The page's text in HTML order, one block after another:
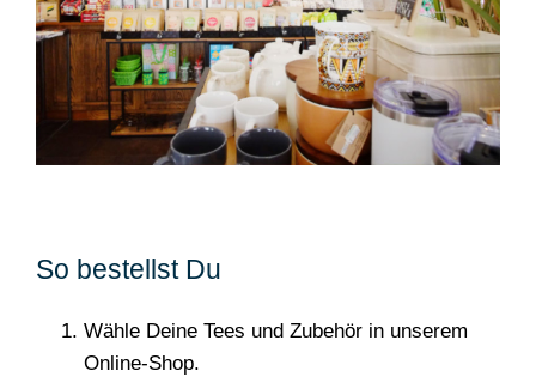
So bestellst Du
Wähle Deine Tees und Zubehör in unserem
Online-Shop.